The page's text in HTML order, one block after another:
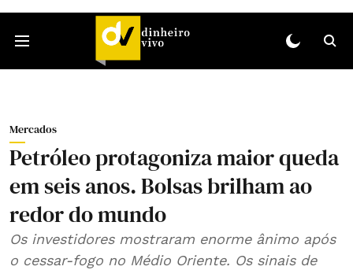
Mercados
Petróleo protagoniza maior queda
em seis anos. Bolsas brilham ao
redor do mundo
Os investidores mostraram enorme ânimo após
o cessar-fogo no Médio Oriente. Os sinais de